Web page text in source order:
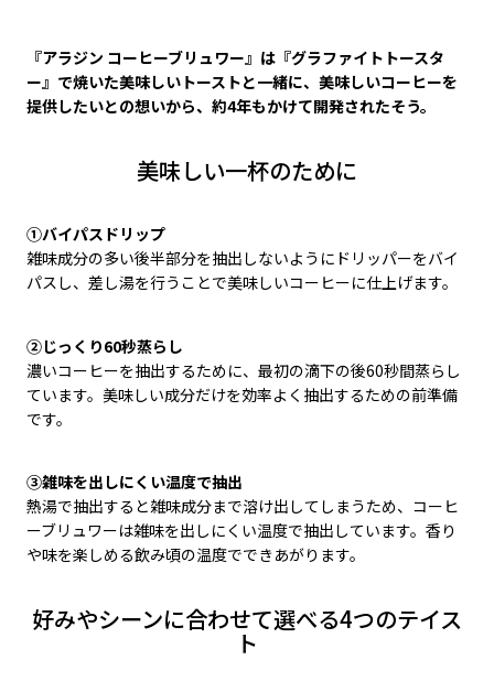
『アラジン コーヒーブリュワー』は『グラファイトトースタ
ー』で焼いた美味しいトーストと一緒に、美味しいコーヒーを
提供したいとの想いから、約4年もかけて開発されたそう。
美味しい一杯のために
①バイパスドリップ
雑味成分の多い後半部分を抽出しないようにドリッパーをバイ
パスし、差し湯を行うことで美味しいコーヒーに仕上げます。
②じっくり60秒蒸らし
濃いコーヒーを抽出するために、最初の滴下の後60秒間蒸らし
ています。美味しい成分だけを効率よく抽出するための前準備
です。
③雑味を出しにくい温度で抽出
熱湯で抽出すると雑味成分まで溶け出してしまうため、コーヒ
ーブリュワーは雑味を出しにくい温度で抽出しています。香り
や味を楽しめる飲み頃の温度でできあがります。
好みやシーンに合わせて選べる4つのテイス
ト